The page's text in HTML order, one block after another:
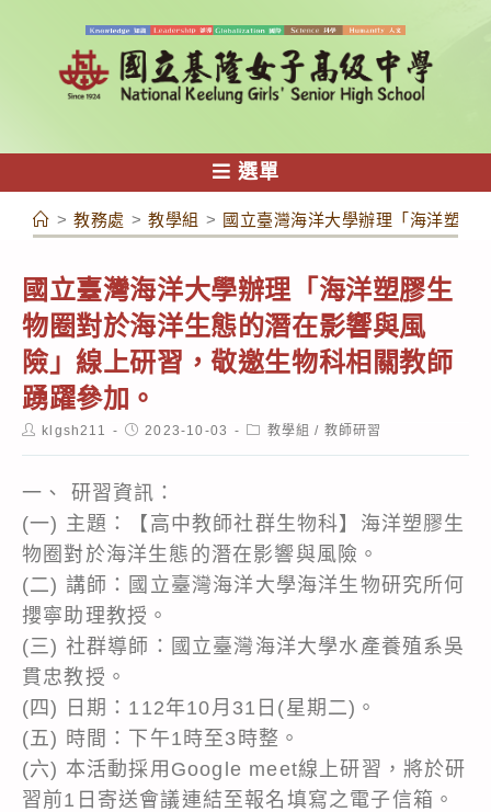
容
選單
> 教務處 > 教學組 > 國立臺灣海洋大學辦理「海洋塑膠
國立臺灣海洋大學辦理「海洋塑膠生
物圈對於海洋生態的潛在影響與風
險」線上研習，敬邀生物科相關教師
踴躍參加。
Postklgsh211
Post2023-10-03
Post教學組 / 教師研習
一、 研習資訊：
(一) 主題：【高中教師社群生物科】海洋塑膠生
物圈對於海洋生態的潛在影響與風險。
(二) 講師：國立臺灣海洋大學海洋生物研究所何
攖寧助理教授。
(三) 社群導師：國立臺灣海洋大學水產養殖系吳
貫忠教授。
(四) 日期：112年10月31日(星期二)。
(五) 時間：下午1時至3時整。
(六) 本活動採用Google meet線上研習，將於研
習前1日寄送會議連結至報名填寫之電子信箱。